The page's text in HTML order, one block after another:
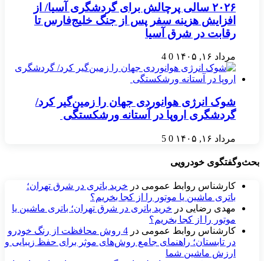
۲۰۲۶ سالی پرچالش برای گردشگری آسیا/ از
افزایش هزینه سفر پس از جنگ خلیج‌فارس تا
رقابت در شرق آسیا
مرداد ۱۶, ۱۴۰۵ 0
4
شوک انرژی هوانوردی جهان را زمین‌گیر کرد/
گردشگری اروپا در آستانه ورشکستگی
مرداد ۱۶, ۱۴۰۵ 0
5
بحث‌وگفتگوی خودرویی
کارشناس روابط عمومی در خرید باتری در شرق تهران؛
باتری ماشین یا موتور را از کجا بخریم؟
مهدی رضایی در خرید باتری در شرق تهران؛ باتری ماشین یا
موتور را از کجا بخریم؟
کارشناس روابط عمومی در
4 روش محافظت از رنگ خودرو
در تابستان؛ راهنمای جامع روش‌های موثر برای حفظ زیبایی و
ارزش ماشین شما